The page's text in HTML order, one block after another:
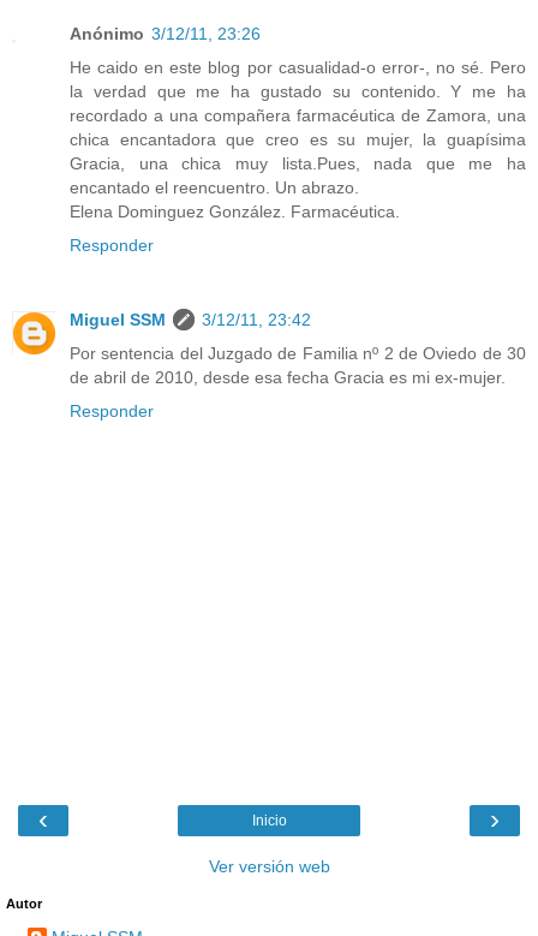
Anónimo 3/12/11, 23:26
He caido en este blog por casualidad-o error-, no sé. Pero
la verdad que me ha gustado su contenido. Y me ha
recordado a una compañera farmacéutica de Zamora, una
chica encantadora que creo es su mujer, la guapísima
Gracia, una chica muy lista.Pues, nada que me ha
encantado el reencuentro. Un abrazo.
Elena Dominguez González. Farmacéutica.
Responder
Miguel SSM
3/12/11, 23:42
Por sentencia del Juzgado de Familia nº 2 de Oviedo de 30
de abril de 2010, desde esa fecha Gracia es mi ex-mujer.
Responder
‹ ›
Inicio
Ver versión web
Autor